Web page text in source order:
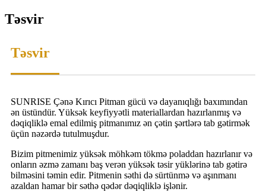
Təsvir
Təsvir
SUNRISE Çənə Kırıcı Pitman gücü və dayanıqlığı baxımından
ən üstündür. Yüksək keyfiyyətli materiallardan hazırlanmış və
dəqiqliklə emal edilmiş pitmanımız ən çətin şərtlərə tab gətirmək
üçün nəzərdə tutulmuşdur.
Bizim pitmenimiz yüksək möhkəm tökmə poladdan hazırlanır və
onların əzmə zamanı baş verən yüksək təsir yüklərinə tab gətirə
bilməsini təmin edir. Pitmenin səthi də sürtünmə və aşınmanı
azaldan hamar bir səthə qədər dəqiqliklə işlənir.